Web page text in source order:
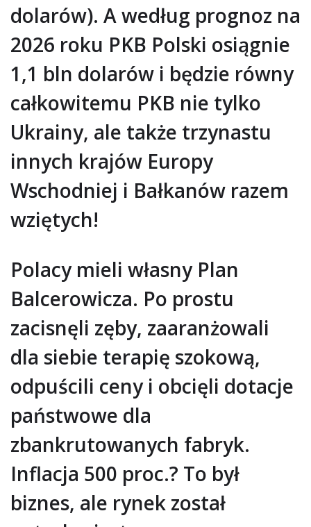
dolarów). A według prognoz na
2026 roku PKB Polski osiągnie
1,1 bln dolarów i będzie równy
całkowitemu PKB nie tylko
Ukrainy, ale także trzynastu
innych krajów Europy
Wschodniej i Bałkanów razem
wziętych!
Polacy mieli własny Plan
Balcerowicza. Po prostu
zacisnęli zęby, zaaranżowali
dla siebie terapię szokową,
odpuścili ceny i obcięli dotacje
państwowe dla
zbankrutowanych fabryk.
Inflacja 500 proc.? To był
biznes, ale rynek został